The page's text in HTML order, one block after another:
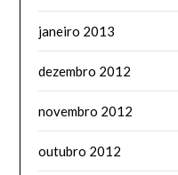
janeiro 2013
dezembro 2012
novembro 2012
outubro 2012